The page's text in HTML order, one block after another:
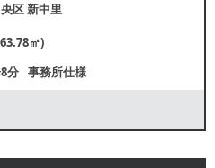
区新中里
㎡)
分 事務所仕様